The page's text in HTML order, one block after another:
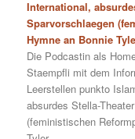
International,
Sparvorschlaegen
Hymne an Bonnie
Die Podcastin als
Staempfli mit dem
Leerstellen punkto
absurdes Stella-
(feministischen